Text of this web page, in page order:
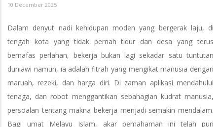
10 December 2025
Dalam denyut nadi kehidupan moden yang bergerak laju, di
tengah kota yang tidak pernah tidur dan desa yang terus
bernafas perlahan, bekerja bukan lagi sekadar satu tuntutan
duniawi namun, ia adalah fitrah yang mengikat manusia dengan
maruah, rezeki, dan harga diri. Di zaman aplikasi mendahului
tenaga, dan robot menggantikan sebahagian kudrat manusia,
persoalan tentang makna bekerja menjadi semakin mendalam.
Bagi umat Melayu Islam, akar pemahaman ini telah pun